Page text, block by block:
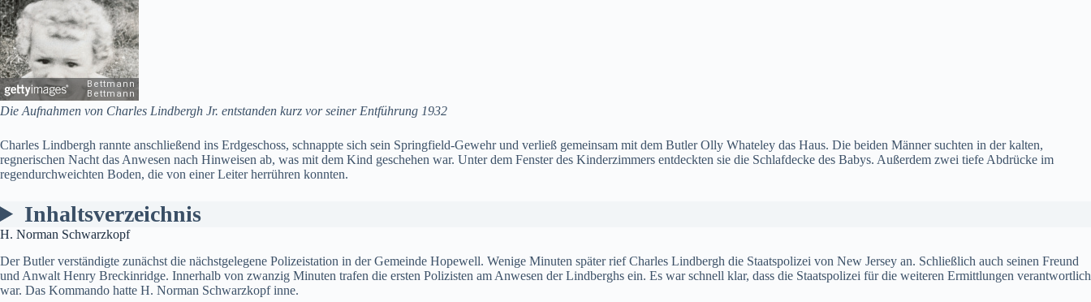
Die Aufnahmen von Charles Lindbergh Jr. entstanden kurz vor seiner Entführung 1932
Charles Lindbergh rannte anschließend ins Erdgeschoss, schnappte sich sein Springfield-Gewehr und verließ gemeinsam mit dem Butler Olly Whateley das Haus. Die beiden Männer suchten in der kalten,
regnerischen Nacht das Anwesen nach Hinweisen ab, was mit dem Kind geschehen war. Unter dem Fenster des Kinderzimmers entdeckten sie die Schlafdecke des Babys. Außerdem zwei tiefe Abdrücke im
regendurchweichten Boden, die von einer Leiter herrühren konnten.
Inhaltsverzeichnis
H. Norman Schwarzkopf
Der Butler verständigte zunächst die nächstgelegene Polizeistation in der Gemeinde Hopewell. Wenige Minuten später rief Charles Lindbergh die Staatspolizei von New Jersey an. Schließlich auch seinen Freund
und Anwalt Henry Breckinridge. Innerhalb von zwanzig Minuten trafen die ersten Polizisten am Anwesen der Lindberghs ein. Es war schnell klar, dass die Staatspolizei für die weiteren Ermittlungen verantwortlich
war. Das Kommando hatte H. Norman Schwarzkopf inne.